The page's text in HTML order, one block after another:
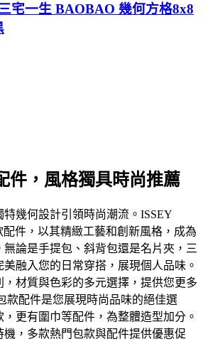
宅一生 BAOBAO 幾何方格8x8
件，風格獨具時尚推薦
幾何設計引領時尚潮流。ISSEY
件，以其精緻工藝和創新風格，成為
論是手提包、斜背包還是名片夾，三
融入您的日常穿搭，展現個人品味。
，材質與色彩的多元選擇，提供您更多
款配件是您展現時尚品味的絕佳選
更有圍巾等配件，為整體造型加分。
，多款熱門包款與配件提供優惠促